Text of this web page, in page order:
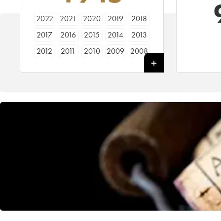
2022 2021 2020 2019
2018
2017
2016 2015 2014
2013
2012
2011 2010 2009
2008
1997
1996 1995 1994
1993
1989
1988
1984
1983
1980 1979
1978
1973
1969
1967
1962
1961
1960
1959 1958 1957
1956